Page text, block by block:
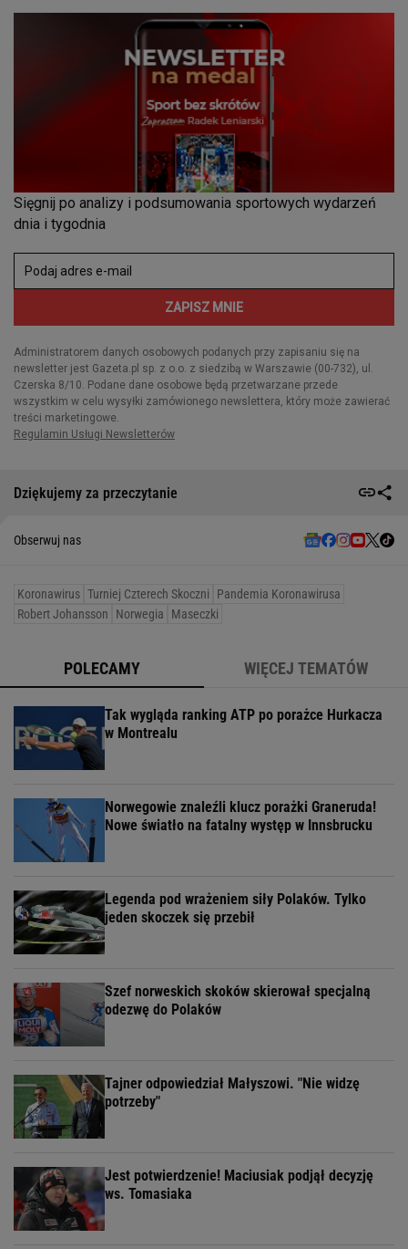
Dziękujemy za przeczytanie
Obserwuj nas
Koronawirus Turniej Czterech Skoczni
Pandemia Koronawirusa
Robert Johansson
Norwegia Maseczki
POLECAMY WIĘCEJ TEMATÓW
Tak wygląda ranking ATP po porażce Hurkacza
w Montrealu
Norwegowie znaleźli klucz porażki Graneruda!
Nowe światło na fatalny występ w Innsbrucku
Legenda pod wrażeniem siły Polaków. Tylko
jeden skoczek się przebił
Szef norweskich skoków skierował specjalną
odezwę do Polaków
Tajner odpowiedział Małyszowi. "Nie widzę
potrzeby"
Jest potwierdzenie! Maciusiak podjął decyzję
ws. Tomasiaka